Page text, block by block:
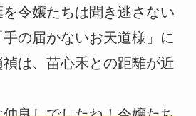
令嬢たちは聞き逃さない
の届かないお天道様」に
は、苗心禾との距離が近